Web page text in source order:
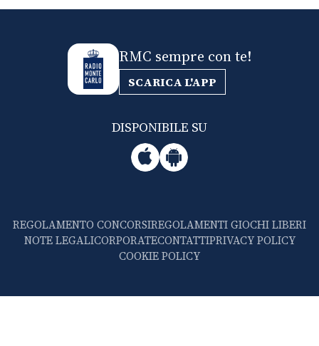
RMC sempre con te!
SCARICA L'APP
DISPONIBILE SU
REGOLAMENTO CONCORSIREGOLAMENTI GIOCHI LIBERI
NOTE LEGALICORPORATECONTATTIPRIVACY POLICY
COOKIE POLICY